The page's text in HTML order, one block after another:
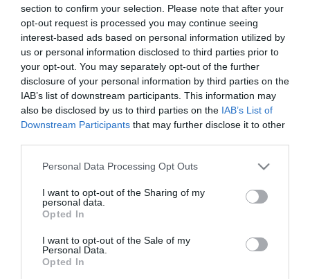
section to confirm your selection. Please note that after your
opt-out request is processed you may continue seeing
interest-based ads based on personal information utilized by
us or personal information disclosed to third parties prior to
your opt-out. You may separately opt-out of the further
disclosure of your personal information by third parties on the
IAB’s list of downstream participants. This information may
also be disclosed by us to third parties on the IAB’s List of
Downstream Participants that may further disclose it to other
Please note that this website/app uses one or more Google
not limited to your visit or usage behaviour. You may click to
grant or deny consent to Google and its third-party tags to
use your data for below specified purposes in below Google
consent section.
Personal Data Processing Opt Outs
I want to opt-out of the Sharing of my
personal data.
Opted In
I want to opt-out of the Sale of my
Personal Data.
Opted In